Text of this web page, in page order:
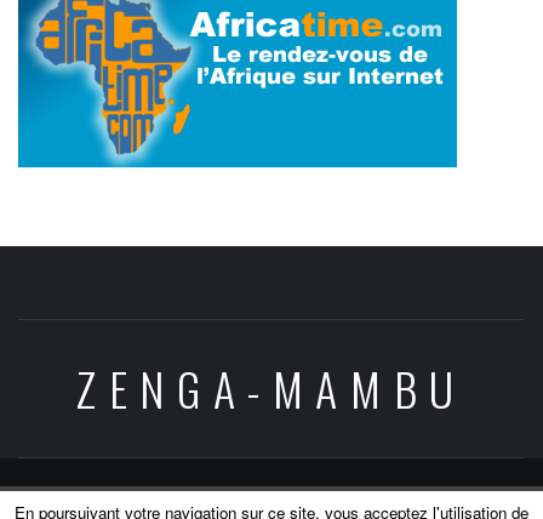
ZENGA-MAMBU
Copyright © All rights reserved.|Theme:Elegant
En poursuivant votre navigation sur ce site, vous acceptez l'utilisation de